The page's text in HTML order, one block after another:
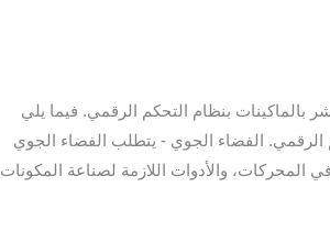
بالماكينات بنظام التحكم الرقمي. فيما يلي
الرقمي. الفضاء الجوي - يتطلب الفضاء الجوي
المحركات، والأدوات اللازمة لصناعة المكونات